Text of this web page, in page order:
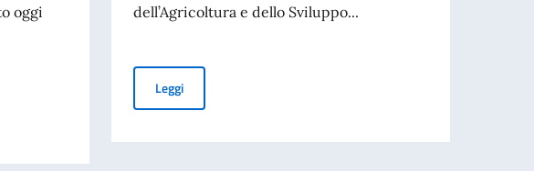
oggi
Flumiani ad un’attività della Protezione Civile della Regione Friuli Venezia Giulia a
dell’Agricoltura e dello Sviluppo...
LeggiIncontro dell’Ambasciatrice d’Italia Catherine Flumiani con il